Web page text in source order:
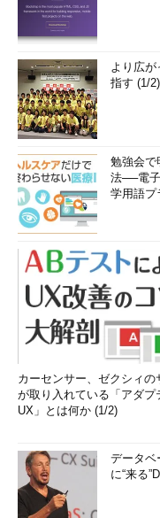
より広が
指す (1/2)
勉強会で
法──電
学用語プ
カーセンサー、ゼクシィの
が取り入れている「アダプ
UX」とは何か (1/2)
データベ
に“来る